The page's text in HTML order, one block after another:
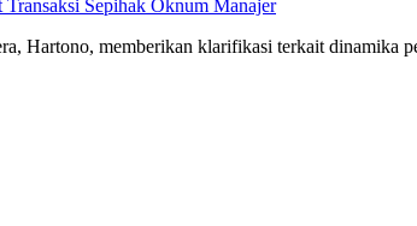
Sepihak Oknum Manajer
Hartono, memberikan klarifikasi terkait dinamika